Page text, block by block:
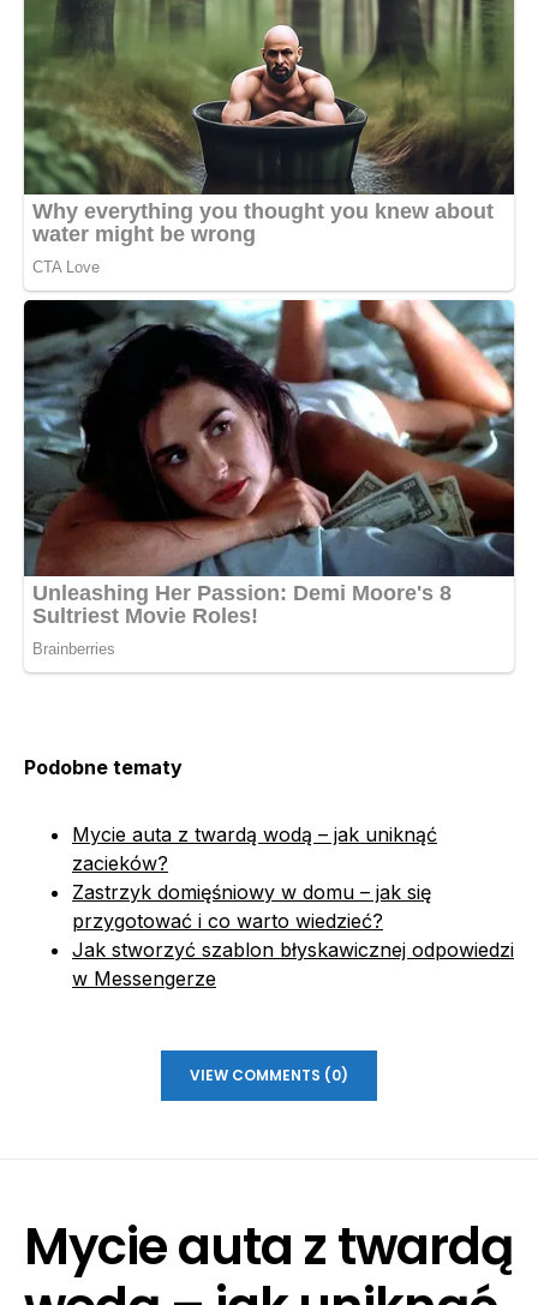
Podobne tematy
Mycie auta z twardą wodą – jak uniknąć
zacieków?
Zastrzyk domięśniowy w domu – jak się
przygotować i co warto wiedzieć?
Jak stworzyć szablon błyskawicznej odpowiedzi
w Messengerze
VIEW COMMENTS (0)
Mycie auta z twardą